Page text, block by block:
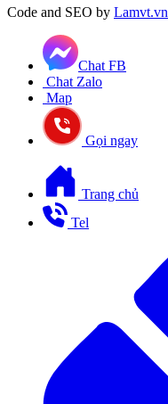
Code and SEO by Lamvt.vn
Chat FB
Chat Zalo
Map
Gọi ngay
Trang chủ
Tel